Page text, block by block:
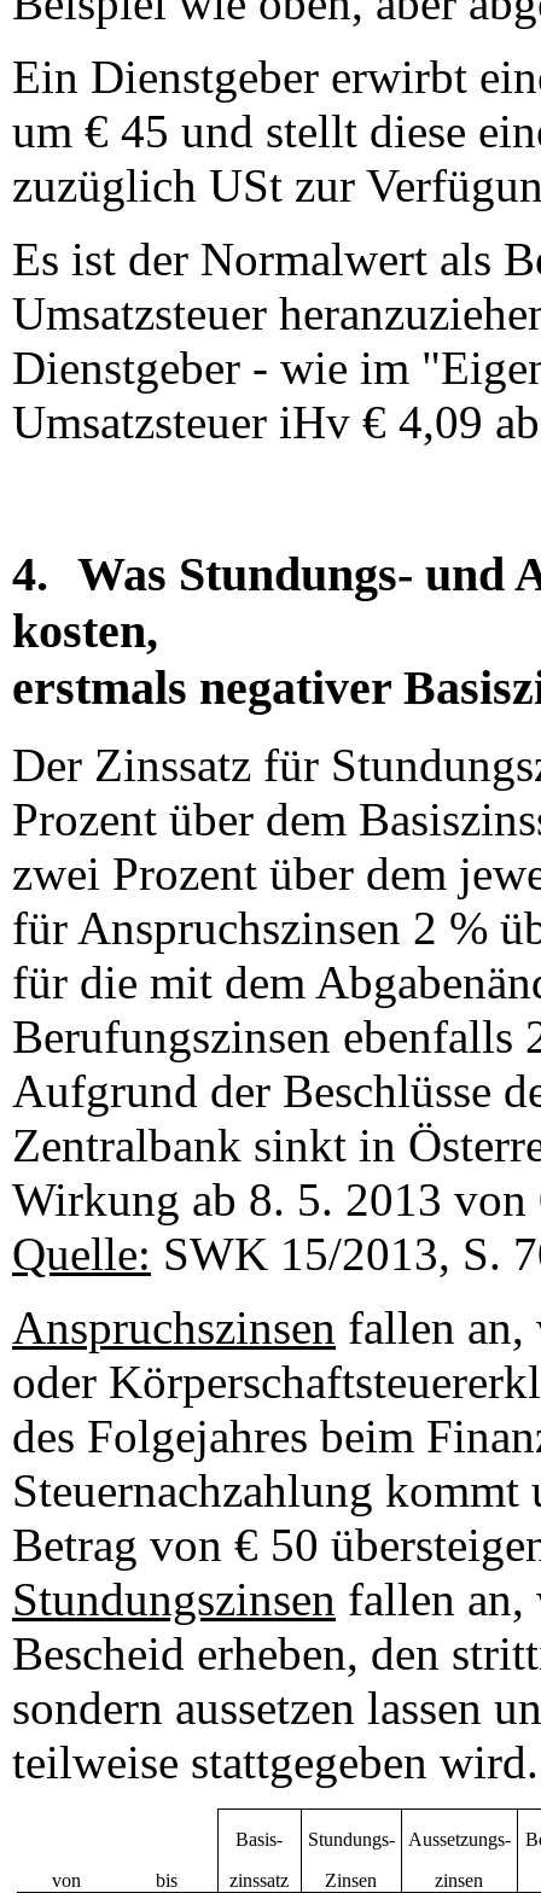
Ein Dienstgeber erwirbt
um € 45 und stellt diese
zuzüglich USt zur
Es ist der Normalwert als
Umsatzsteuer
Dienstgeber - wie im
Umsatzsteuer iHv € 4,09
4. Was Stundungs- und
kosten,
erstmals negativer
Der Zinssatz für
Prozent über dem
zwei Prozent über dem
für Anspruchszinsen 2 %
für die mit dem
Berufungszinsen ebenfalls
Aufgrund der Beschlüsse
Zentralbank sinkt in
Wirkung ab 8. 5. 2013
Quelle: SWK 15/2013, S.
Anspruchszinsen fallen an,
oder
des Folgejahres beim
Steuernachzahlung
Betrag von € 50
Stundungszinsen fallen an,
Bescheid erheben, den
sondern aussetzen lassen
teilweise stattgegeben wird.
Basis- Stundungs- Aussetzungs-
von
bis zinssatz Zinsen zinsen